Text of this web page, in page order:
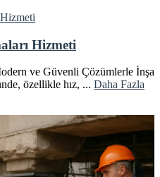
Hizmeti
ve Güvenli Çözümlerle İnşa
özellikle hız, ... Daha Fazla